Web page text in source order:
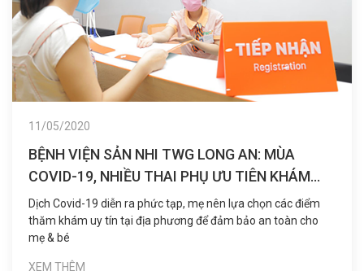
11/05/2020
BỆNH VIỆN SẢN NHI TWG LONG AN: MÙA
COVID-19, NHIỀU THAI PHỤ ƯU TIÊN KHÁM
THAI TẠI ĐỊA PHƯƠNG
Dịch Covid-19 diễn ra phức tạp, mẹ nên lựa chọn các điểm
thăm khám uy tín tại địa phương để đảm bảo an toàn cho
mẹ & bé
XEM THÊM